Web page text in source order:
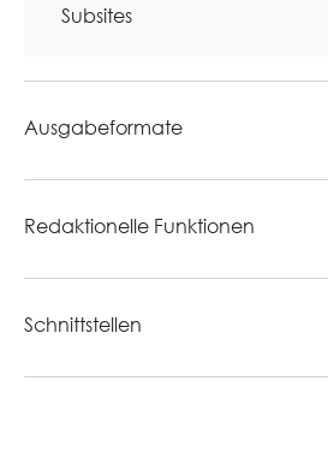
Subsites
Ausgabeformate
Redaktionelle Funktionen
Schnittstellen